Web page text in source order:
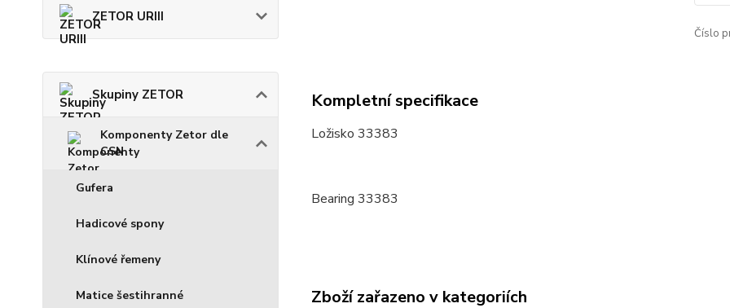
ZETOR URIII
Skupiny ZETOR
Komponenty Zetor dle
CSN
Gufera
Hadicové spony
Klínové řemeny
Matice šestihranné
Číslo
Kompletní specifikace
Ložisko 33383
Bearing 33383
Zboží zařazeno v kategoriích